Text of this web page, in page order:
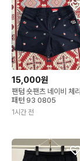
15,000원
팬텀 숏팬츠 네이비 체리
패턴 93 0805
1시간 전